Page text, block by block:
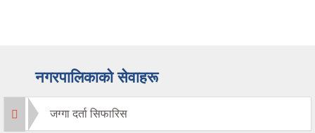
नगरपालिकाको सेवाहरू
जग्गा दर्ता सिफारिस